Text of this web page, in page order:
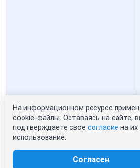
Статистика портрета:
сейчас просматривают портрет - 0
зарегистрированные пользователи
На информационном ресурсе
cookie-файлы. Оставаясь на сайте,
подтверждаете свое согласие на их
использование.
Согласен